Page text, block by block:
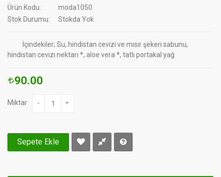
Ürün Kodu:
moda1050
Stok Durumu:
Stokda Yok
İçindekiler; Su, hindistan cevizi ve mısır şekeri sabunu,
hindistan cevizi nektarı *, aloe vera *, tatlı portakal yağ
90.00
Miktar - +
Sepete Ekle